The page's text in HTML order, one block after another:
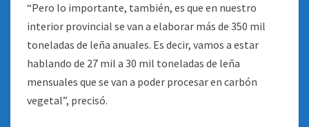
“Pero lo importante, también, es que en nuestro
interior provincial se van a elaborar más de 350 mil
toneladas de leña anuales. Es decir, vamos a estar
hablando de 27 mil a 30 mil toneladas de leña
mensuales que se van a poder procesar en carbón
vegetal”, precisó.